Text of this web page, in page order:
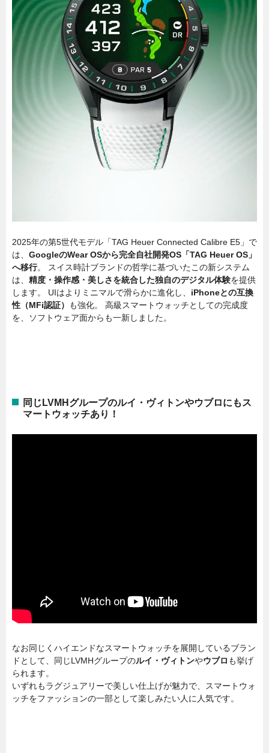
2025年の第5世代モデル「TAG Heuer Connected Calibre E5」で
は、 GoogleのWear OSから完全自社開発OS「TAG Heuer OS」
へ移行。 スイス時計ブランドの哲学に基づいたこの新システム
は、 精度・操作感・美しさを統合した独自のデジタル体験を提供
します。 UIはよりミニマルで滑らかに進化し、 iPhoneとの互換
性（MFi認証）
も強化。 高級スマートウォッチとしての完成度
を、ソフトウェア面からも一新しました。
同じLVMHグループのルイ・ヴィトンやウブロにもス
マートウォッチあり！
なお同じくハイエンドなスマートウォッチを展開しているブラン
ドとして、同じLVMHグループのルイ・ヴィトンやウブロ も挙げ
られます。
いずれもラグジュアリーで美しい仕上げが魅力で、スマートウォ
ッチをファッションの一部として楽しみたい人に人気です。